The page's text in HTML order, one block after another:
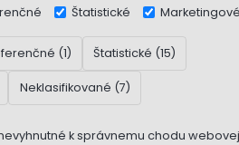
Štatistické Marketingové
(1) Štatistické (15)
Neklasifikované (7)
k správnemu chodu webovej